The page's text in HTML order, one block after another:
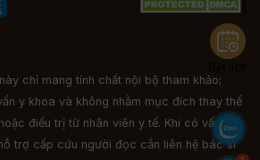
chỉ mang tính chất nội bộ tham khảo;
y khoa và không nhằm mục đích thay thế
điều trị từ nhân viên y tế. Khi có vấn đề
trợ cấp cứu người đọc cần liên hệ bác sĩ